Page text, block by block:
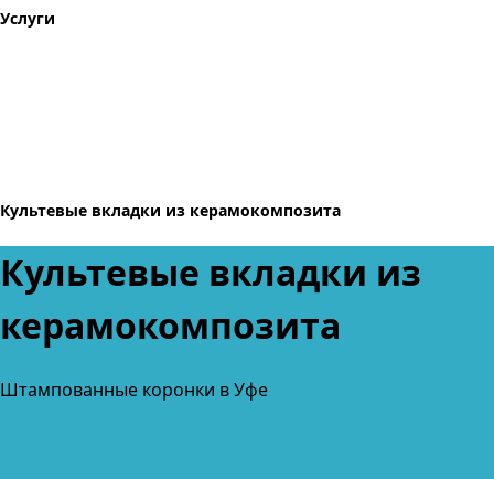
Услуги
Культевые вкладки из керамокомпозита
Культевые вкладки из
керамокомпозита
Штампованные коронки в Уфе